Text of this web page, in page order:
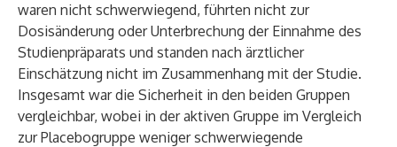
waren nicht schwerwiegend, führten nicht zur
Dosisänderung oder Unterbrechung der Einnahme des
Studienpräparats und standen nach ärztlicher
Einschätzung nicht im Zusammenhang mit der Studie.
Insgesamt war die Sicherheit in den beiden Gruppen
vergleichbar, wobei in der aktiven Gruppe im Vergleich
zur Placebogruppe weniger schwerwiegende